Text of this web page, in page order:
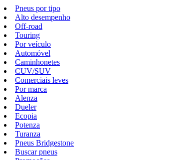
Pneus por tipo
Alto desempenho
Off-road
Touring
Por veículo
Automóvel
Caminhonetes
CUV/SUV
Comerciais leves
Por marca
Alenza
Dueler
Ecopia
Potenza
Turanza
Pneus Bridgestone
Buscar pneus